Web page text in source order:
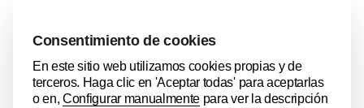
Seed y repeat
Tile para mosaicos
Formatos y proporciones